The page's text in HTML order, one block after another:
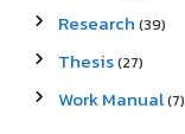
Research (39)
Thesis(27)
Work Manual(7)